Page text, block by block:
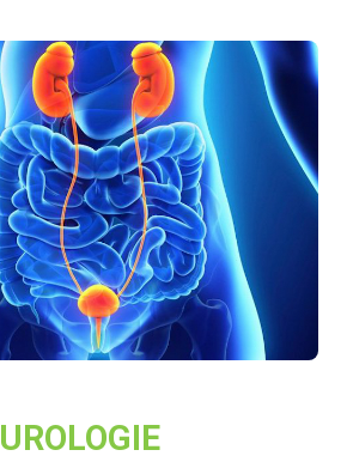
UROLOGIE